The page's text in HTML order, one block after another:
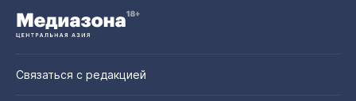
Связаться с редакцией